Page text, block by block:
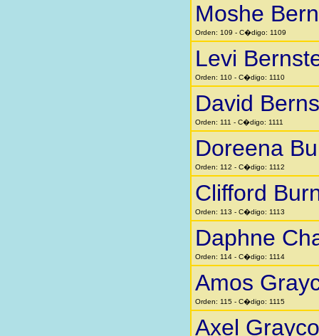
Moshe
Orden: 109 - C�digo: 1109
Levi
Orden: 110 - C�digo: 1110
David
Orden: 111 - C�digo: 1111
Doreena
Orden: 112 - C�digo: 1112
Clifford
Orden: 113 - C�digo: 1113
Daphne
Orden: 114 - C�digo: 1114
Amos
Orden: 115 - C�digo: 1115
Axel